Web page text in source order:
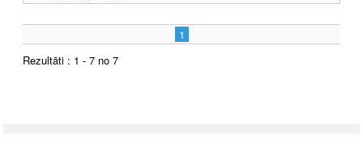
1
Rezultāti : 1 - 7 no 7